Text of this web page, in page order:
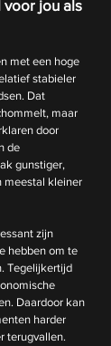
jou als
met een hoge
stabieler
Dat
maar
door
de
gunstiger,
meestal kleiner
zijn
hebben om te
Tegelijkertijd
Daardoor kan
harder
terugvallen.